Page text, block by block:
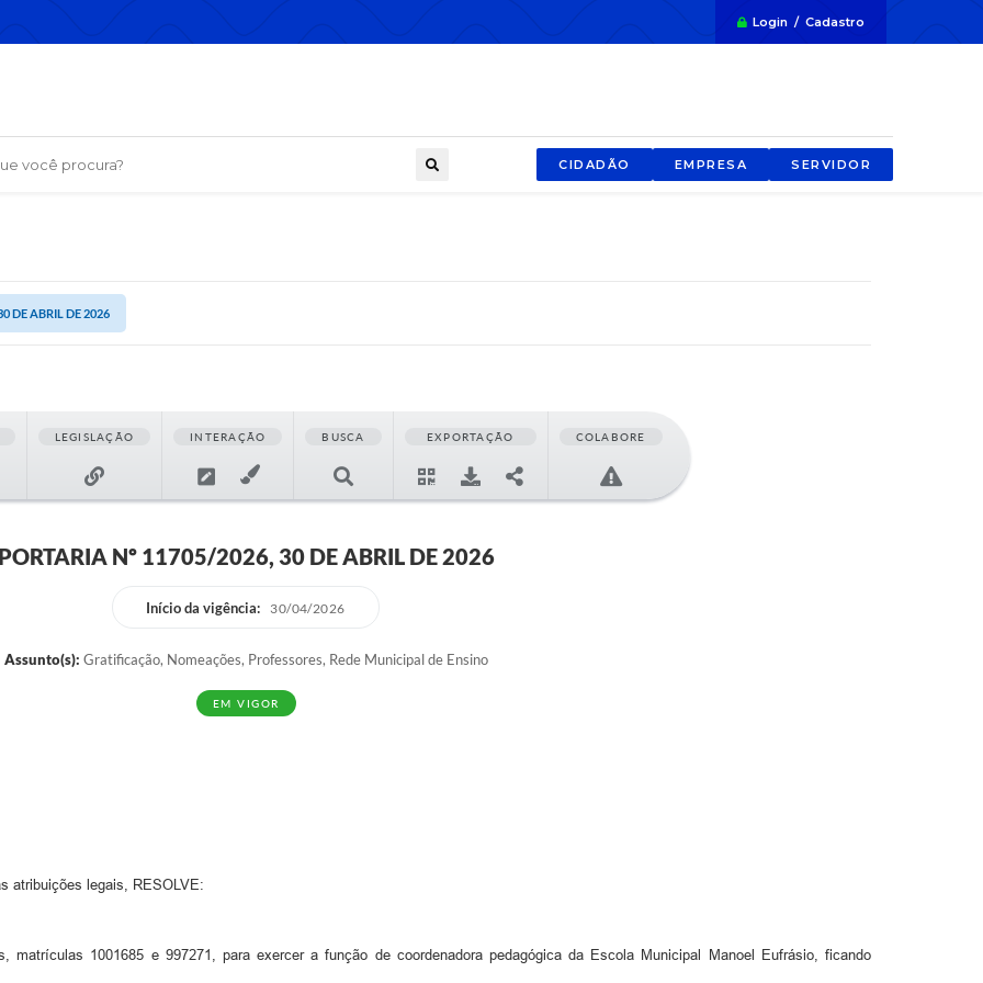
Login / Cadastro
você procura? CIDADÃO EMPRESA SERVIDOR
DE ABRIL DE 2026
LEGISLAÇÃO INTERAÇÃO BUSCA EXPORTAÇÃO COLABORE
Nº 11705/2026, 30 DE ABRIL DE 2026
Início da vigência: 30/04/2026
Assunto(s): Gratificação, Nomeações, Professores, Rede Municipal de Ensino
EM VIGOR
atribuições legais, RESOLVE:
1001685 e 997271, para exercer a função de coordenadora pedagógica da Escola Municipal Manoel Eufrásio, ficando